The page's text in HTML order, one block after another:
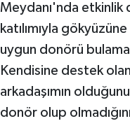
Meydanı'nda etkinlik
katılımıyla
uygun donörü
Kendisine destek
arkadaşımın
donör olup